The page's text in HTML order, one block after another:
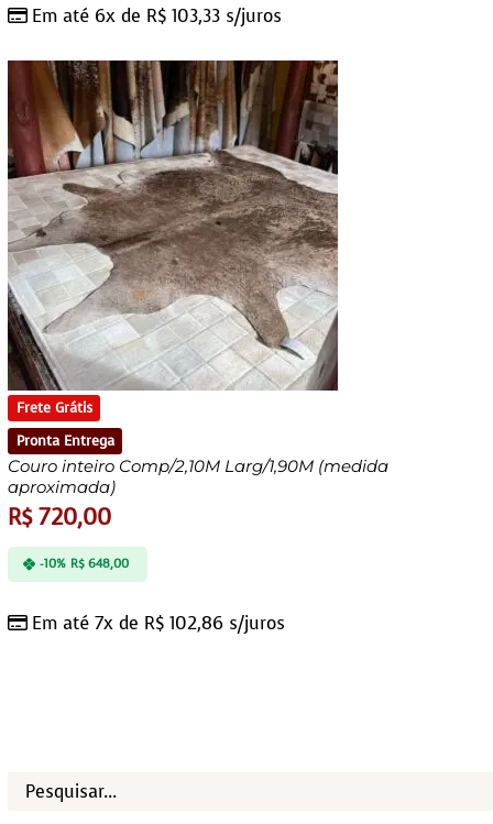
Em até 6x de R$ 103,33 s/juros
Frete Grátis
Pronta Entrega
Couro inteiro Comp/2,10M Larg/1,90M (medida
aproximada)
R$720,00
Em até 7x de R$ 102,86 s/juros
-10% R$648,00